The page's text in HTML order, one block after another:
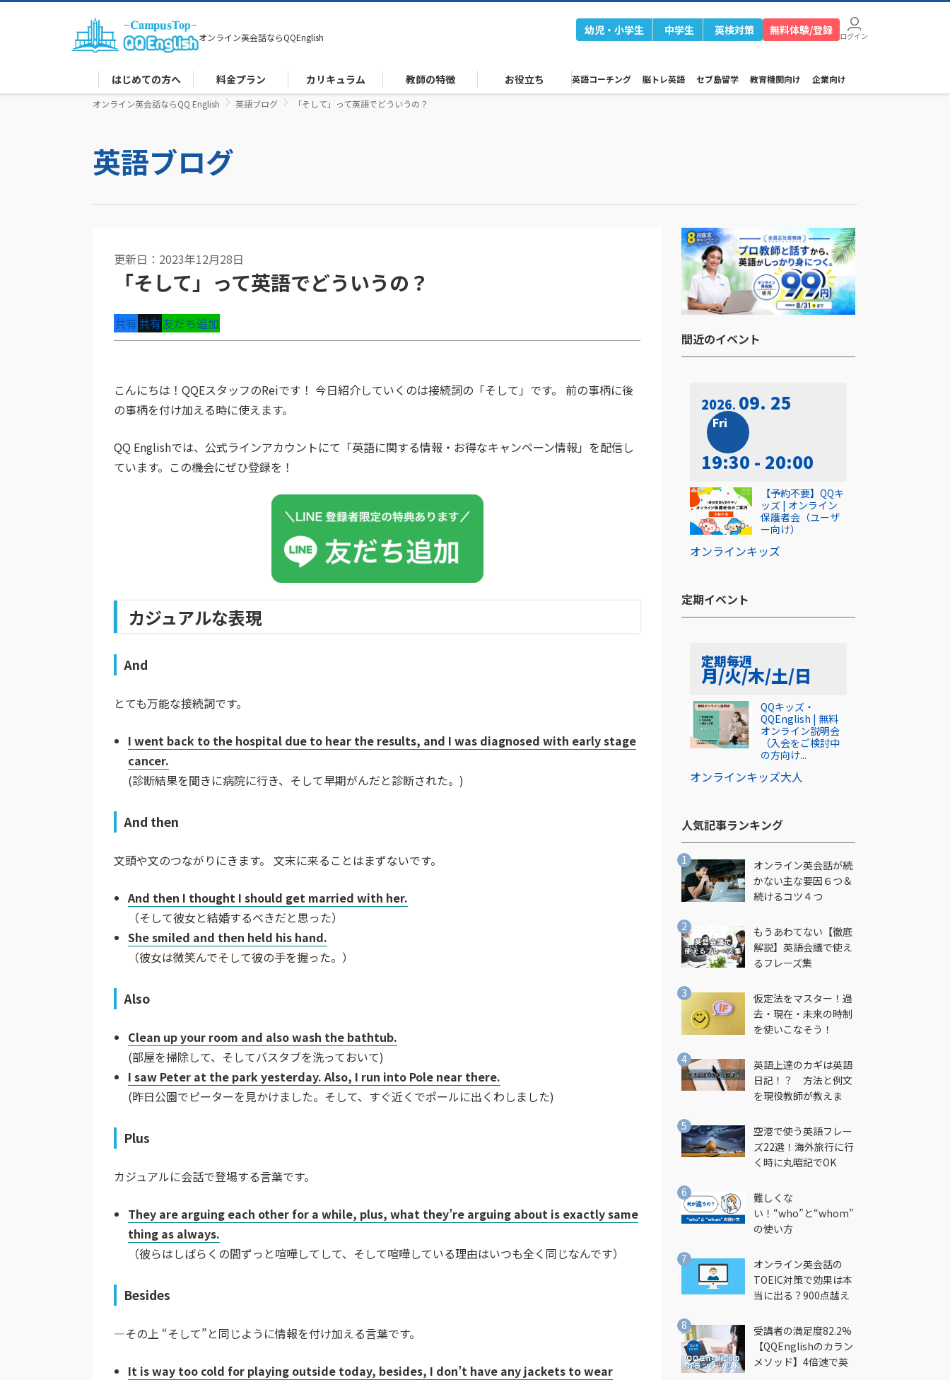
オンライン英会話ならQQEnglish
幼児・小学生 中学生 英検対策 無料体験/登録 ログイン
はじめての方へ 料金プラン カリキュラム 教師の特徴 お役立ち 英語コーチング 脳トレ英語 セブ島留学 教育機関向け 企業向け
オンライン英会話ならQQ English 英語ブログ 「そして」って英語でどういうの？
英語ブログ
更新日：2023年12月28日
「そして」って英語でどういうの？
共有共有友だち追加
こんにちは！QQEスタッフのReiです！ 今日紹介していくのは接続詞の「そして 」です。 前の事柄に後
の事柄を付け加える時に使えます。
QQ Englishでは、公式ラインアカウントにて「英語に関する情報・お得なキャンペーン情報」を配信し
ています。この機会にぜひ登録を！
カジュアルな表現
And
とても万能な接続詞です。
I went back to the hospital due to hear the results, and I was diagnosed with early stage
cancer.
(診断結果を聞きに病院に行き、そして早期がんだと診断された。)
And then
文頭や文のつながりにきます。 文末に来ることはまずないです。
And then I thought I should get married with her.
（そして彼女と結婚するべきだと思った）
She smiled and then held his hand.
（彼女は微笑んでそして彼の手を握った。）
Also
Clean up your room and also wash the bathtub.
(部屋を掃除して、そしてバスタブを洗っておいて)
I saw Peter at the park yesterday. Also, I run into Pole near there.
(昨日公園でピーターを見かけました。そして、すぐ近くでポールに出くわしました)
Plus
カジュアルに会話で登場する言葉です。
They are arguing each other for a while, plus, what they’re arguing about is exactly same
thing as always.
（彼らはしばらくの間ずっと喧嘩してして、そして喧嘩している理由はいつも全く同じなんです）
Besides
―その上 “そして”と同じように情報を付け加える言葉です。
It is way too cold for playing outside today, besides, I don’t have any jackets to wear
間近のイベント​
2026 09. 25
Fri
19:30 - 20:00
オンラインキッズ
【予約不要】QQキ
ッズ | オンライン
保護者会（ユーザ
ー向け）
定期イベント​
定期毎週
月/火/木/土/日
オンラインキッズ大人
QQキッズ・
QQEnglish | 無料
オンライン説明会
（入会をご検討中
の方向け...
人気記事ランキング​
オンライン英会話が続
かない主な要因６つ＆
続けるコツ４つ
もうあわてない【徹底
解説】英語会議で使え
るフレーズ集
仮定法をマスター！過
去・現在・未来の時制
を使いこなそう！
英語上達のカギは英語
日記！？ 方法と例文
を現役教師が教えま
空港で使う英語フレー
ズ22選！海外旅行に行
く時に丸暗記でOK
難しくな
い！“who”と“whom”
の使い方
オンライン英会話の
TOEIC対策で効果は本
当に出る？900点越え
受講者の満足度82.2%
【QQEnglishのカラン
メソッド】4倍速で英